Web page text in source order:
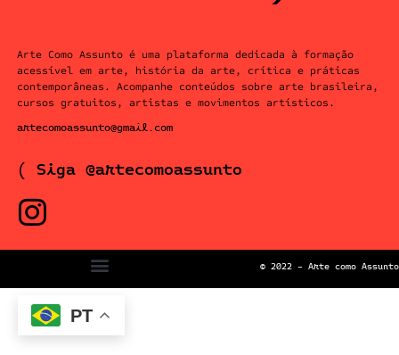
Arte Como Assunto é uma plataforma dedicada à formação
acessível em arte, história da arte, crítica e práticas
contemporâneas. Acompanhe conteúdos sobre arte brasileira,
cursos gratuitos, artistas e movimentos artísticos.
artecomoassunto@gmail.com
( Siga @artecomoassunto
© 2022 – Arte como Assunto
PT